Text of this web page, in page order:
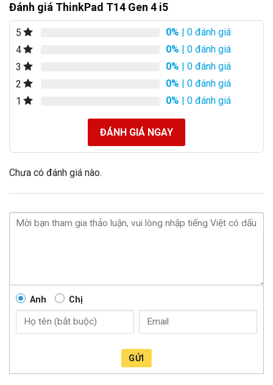
Đánh giá ThinkPad T14 Gen 4 i5
5 0% | 0 đánh giá
4
0% | 0 đánh giá
3
0% | 0 đánh giá
2
0% | 0 đánh giá
1
0% | 0 đánh giá
ĐÁNH GIÁ NGAY
Chưa có đánh giá nào.
Anh Chị
GỬI